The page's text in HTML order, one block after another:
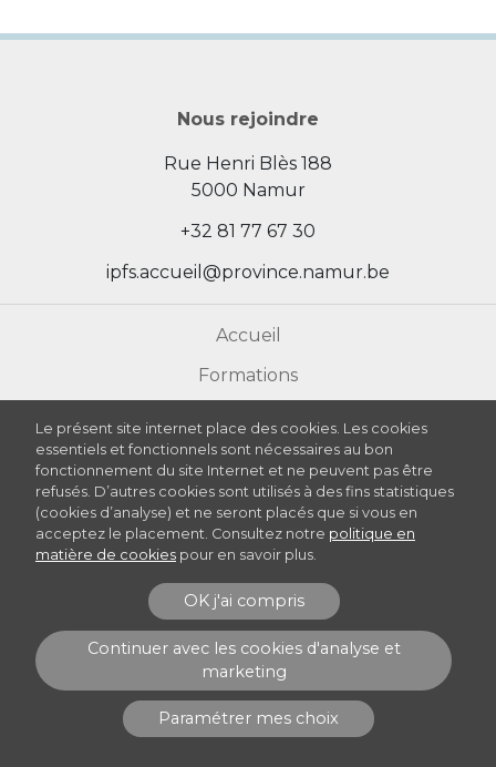
Nous rejoindre
Rue Henri Blès 188
5000 Namur
+32 81 77 67 30
ipfs.accueil@province.namur.be
Accueil
Formations
Présentation
Accompagnement des étudiants
Vie étudiant/e
Inscription
Les démarches Qualité à l’IPFS
Mentions Légales
Protection des données et cookies
Le présent site internet place des cookies. Les cookies
essentiels et fonctionnels sont nécessaires au bon
fonctionnement du site Internet et ne peuvent pas être
refusés. D’autres cookies sont utilisés à des fins statistiques
(cookies d’analyse) et ne seront placés que si vous en
acceptez le placement. Consultez notre politique en
matière de cookies pour en savoir plus.
OK j'ai compris
Continuer avec les cookies d'analyse et
marketing
Paramétrer mes choix